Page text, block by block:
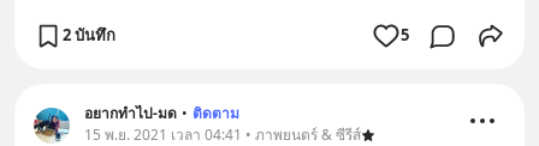
2 บันทึก 5
อยากทำไป-มด • ติดตาม
15 พ.ย. 2021 เวลา 04:41 • ภาพยนตร์ & ซีรีส์